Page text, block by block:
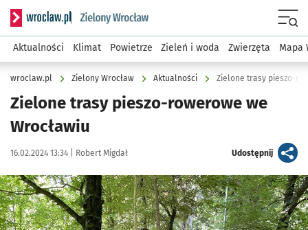
Serwis informacyjny wroclaw.pl podserwis: Środowisko we
Aktualności Klimat Powietrze Zieleń i woda Zwierzęta Mapa
wroclaw.pl Zielony Wrocław Aktualności Zielone trasy pieszo-
Zielone trasy pieszo-rowerowe we
Wrocławiu
Data publikacji:
16.02.2024 13:34 | Autor:
Robert Migdał Udostępnijartykuł
Kliknij, aby powiększyć